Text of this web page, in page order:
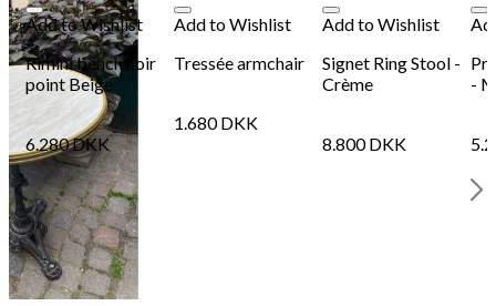
Add to Wishlist
Rimini bench noir
point Beige
6.280DKK
Add to Wishlist
Tressée armchair
1.680DKK
Add to Wishlist
Signet Ring Stool -
Crème
8.800DKK
-